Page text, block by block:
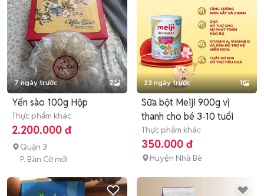
7 ngày trước 2
Yến sào 100g Hộp
Thực phẩm khác
2.200.000 đ
Quận 3
P. Bàn Cờ mới
23 ngày trước 1
Sữa bột Meiji 900g vị
thanh cho bé 3-10 tuổi
Thực phẩm khác
350.000 đ
Huyện Nhà Bè